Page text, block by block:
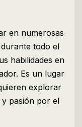
en numerosas
todo el
habilidades en
Es un lugar
explorar
y pasión por el